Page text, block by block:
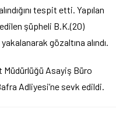
tespit etti. Yapılan
şüpheli B.K.(20)
gözaltına alındı.
Müdürlüğü Asayiş Büro
Adliyesi’ne sevk edildi.